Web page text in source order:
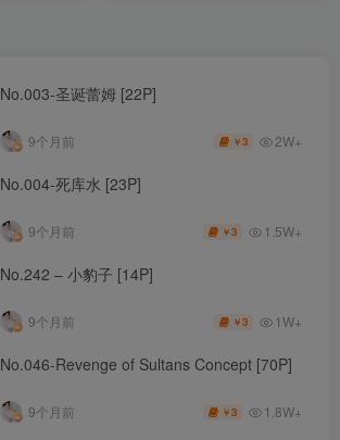
No.003-圣诞蕾姆 [22P]
9个月前 ￥3 2W+
No.004-死库水 [23P]
9个月前 ￥3 1.5W+
No.242 – 小豹子 [14P]
9个月前 ￥3 1W+
No.046-Revenge of Sultans Concept [70P]
9个月前 ￥3 1.8W+